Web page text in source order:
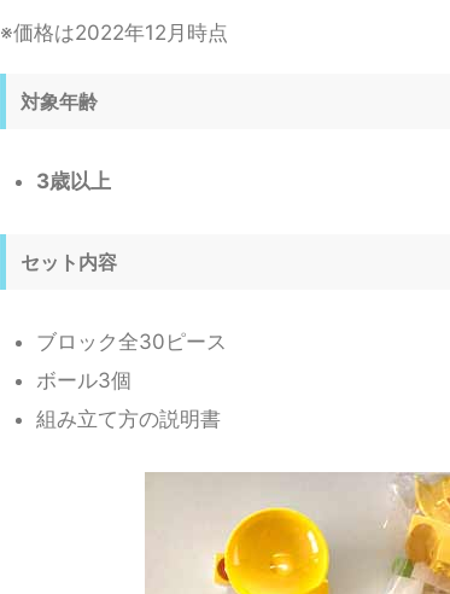
※価格は2022年12月時点
対象年齢
3歳以上
セット内容
ブロック全30ピース
ボール3個
組み立て方の説明書